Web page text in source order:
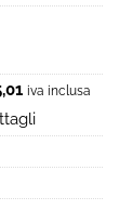
la password?
iva inclusa